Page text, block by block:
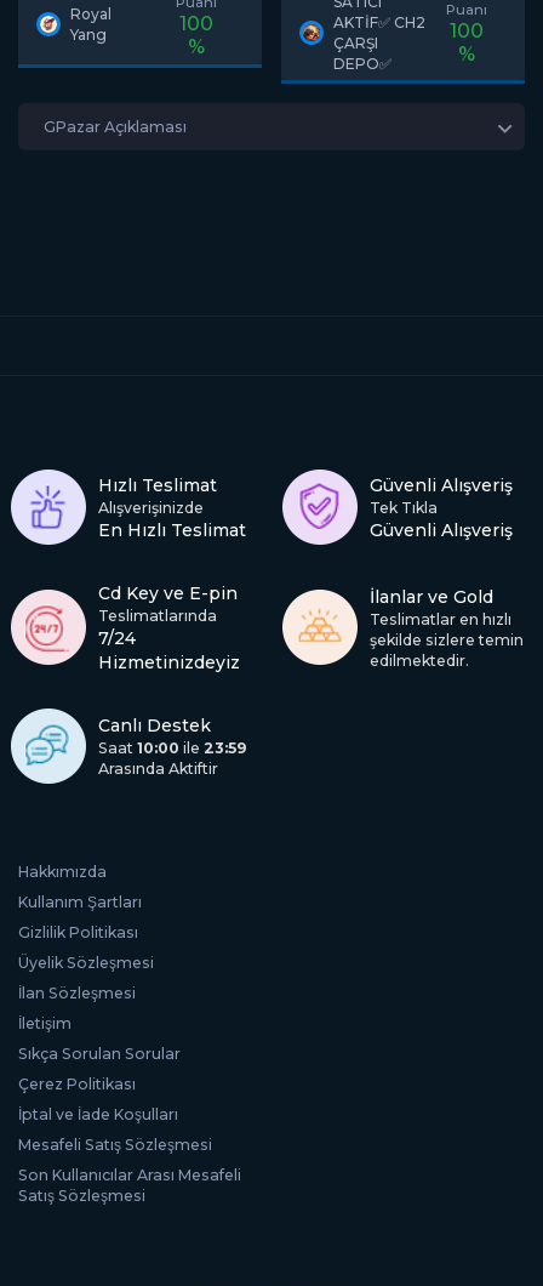
Royal
Yang
100
%
TEOS CH2 ÇARŞI
DEPO AÇIKLAMAYA
BAK
AKTİF✅ CH2
ÇARŞI
DEPO✅
Puanı
100
%
GPazar Açıklaması
Hızlı Teslimat
Alışverişinizde
En Hızlı Teslimat
Güvenli Alışveriş
Tek Tıkla
Güvenli Alışveriş
Cd Key ve E-pin
Teslimatlarında
7/24
Hizmetinizdeyiz
İlanlar ve Gold
Teslimatlar en hızlı
şekilde sizlere temin
edilmektedir.
Canlı Destek
Saat 10:00 ile 23:59
Arasında Aktiftir
Hakkımızda
Kullanım Şartları
Gizlilik Politikası
Üyelik Sözleşmesi
İlan Sözleşmesi
İletişim
Sıkça Sorulan Sorular
Çerez Politikası
İptal ve İade Koşulları
Mesafeli Satış Sözleşmesi
Son Kullanıcılar Arası Mesafeli
Satış Sözleşmesi